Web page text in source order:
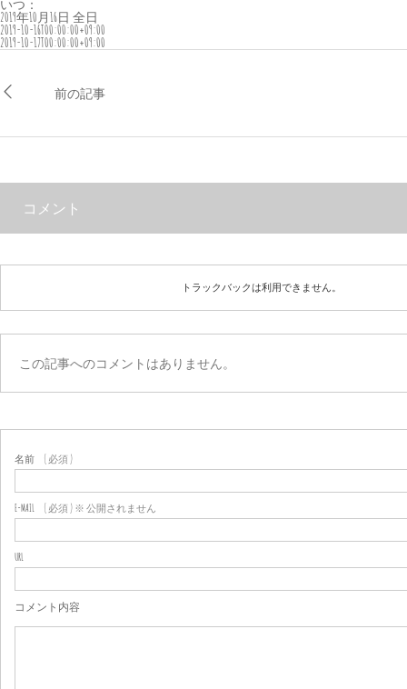
いつ：
2019年10月16日 全日
2019-10-16T00:00:00+09:00
2019-10-17T00:00:00+09:00
前の記事
コメント
トラックバックは利用できません。
この記事へのコメントはありません。
名前 ( 必須 )
E-MAIL ( 必須 ) ※ 公開されません
URL
コメント内容